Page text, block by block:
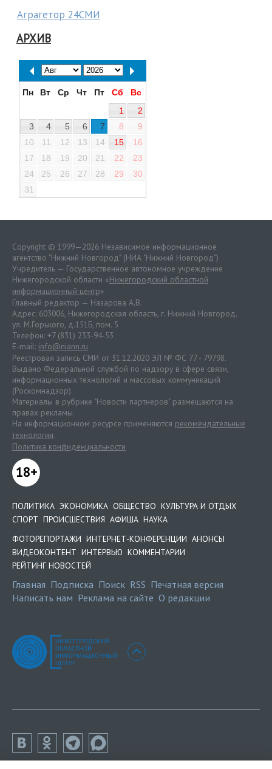
Аграгетор 24СМИ
АРХИВ
Пн Вт Ср Чт Пт Сб
Вс
1
2
3
4 5 6 7 8
9
10
11 12 13 14 15
16
17
18 19 20 21 22
23
24
25 26 27 28 29
30
31
Copyright © 1999—2026 Независимое информационное
агентство "Нижний Новгород" (НИА "Нижний Новгород")
Учредитель — Государственное автономное учреждение
Нижегородской области «Нижегородский областной
информационный центр»
Главный редактор — Назарова А.В.
Адрес: 603006, Нижегородская область, г. Нижний Новгород.
ул. М.Горького, д.151Б, пом. 5
Телефон: +7 (831) 233-94-53
E-mail: info@niann.ru
Реестровая запись СМИ от 31.12.2020 ЭЛ № ФС 77 - 79798.
Выдано Федеральной службой по надзору в сфере связи,
информационных технологий и массовых коммуникаций
(Роскомнадзор).
Материалы в рубрике "Новости партнеров" размещаются на
правах рекламы.
На информационном ресурсе применяются рекомендательные
технологии.
Политика конфиденциальности
18+
ПОЛИТИКА ЭКОНОМИКА ОБЩЕСТВО КУЛЬТУРА И ОТДЫХ
СПОРТ ПРОИСШЕСТВИЯ АФИША НАУКА
ФОТОРЕПОРТАЖИ ИНТЕРНЕТ-КОНФЕРЕНЦИИ АНОНСЫ
ВИДЕОКОНТЕНТ ИНТЕРВЬЮ КОММЕНТАРИИ
РЕЙТИНГ НОВОСТЕЙ
Главная Подписка Поиск RSS Печатная версия
Написать нам Реклама на сайте О редакции